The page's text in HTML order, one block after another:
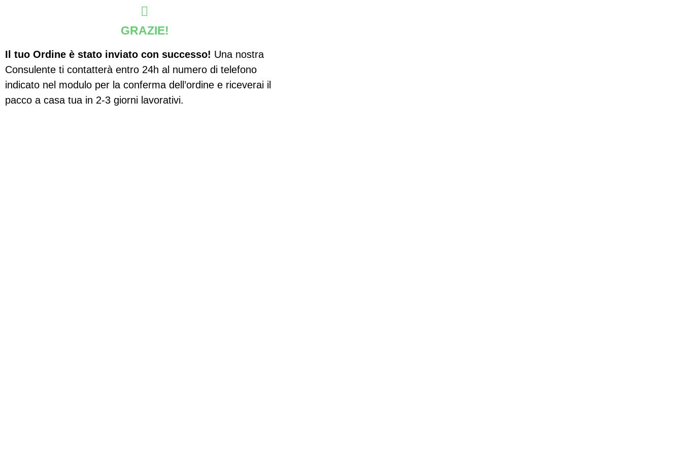
GRAZIE!
Il tuo Ordine è stato inviato con successo! Una nostra
Consulente ti contatterà entro 24h al numero di telefono
indicato nel modulo per la conferma dell’ordine e riceverai il
pacco a casa tua in 2-3 giorni lavorativi.